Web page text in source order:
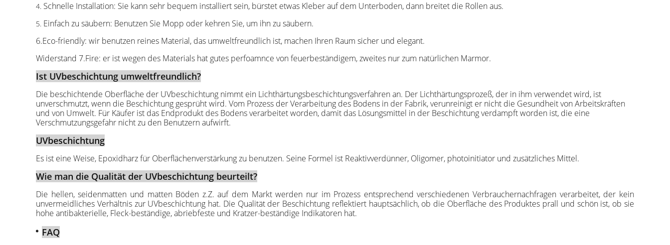
4. Schnelle Installation: Sie kann sehr bequem installiert sein, bürstet etwas Kleber auf dem Unterboden, dann breitet die Rollen aus.
5. Einfach zu säubern: Benutzen Sie Mopp oder kehren Sie, um ihn zu säubern.
6.Eco-friendly: wir benutzen reines Material, das umweltfreundlich ist, machen Ihren Raum sicher und elegant.
Widerstand 7.Fire: er ist wegen des Materials hat gutes perfoamnce von feuerbeständigem, zweites nur zum natürlichen Marmor.
Ist UVbeschichtung umweltfreundlich?
Die beschichtende Oberfläche der UVbeschichtung nimmt ein Lichthärtungsbeschichtungsverfahren an. Der Lichthärtungsprozeß, der in ihm verwendet wird, ist
unverschmutzt, wenn die Beschichtung gesprüht wird. Vom Prozess der Verarbeitung des Bodens in der Fabrik, verunreinigt er nicht die Gesundheit von Arbeitskräften
und von Umwelt. Für Käufer ist das Endprodukt des Bodens verarbeitet worden, damit das Lösungsmittel in der Beschichtung verdampft worden ist, die eine
Verschmutzungsgefahr nicht zu den Benutzern aufwirft.
UVbeschichtung
Es ist eine Weise, Epoxidharz für Oberflächenverstärkung zu benutzen. Seine Formel ist Reaktivverdünner, Oligomer, photoinitiator und zusätzliches Mittel.
Wie man die Qualität der UVbeschichtung beurteilt?
Die hellen, seidenmatten und matten Böden z.Z. auf dem Markt werden nur im Prozess entsprechend verschiedenen Verbrauchernachfragen verarbeitet, der kein
unvermeidliches Verhältnis zur UVbeschichtung hat. Die Qualität der Beschichtung reflektiert hauptsächlich, ob die Oberfläche des Produktes prall und schön ist, ob sie
hohe antibakterielle, Fleck-beständige, abriebfeste und Kratzer-beständige Indikatoren hat.
FAQ